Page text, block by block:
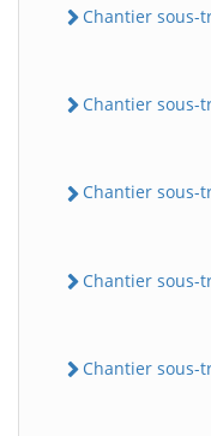
Chantier sous-
Chantier sous-
Chantier sous-
Chantier sous-
Chantier sous-